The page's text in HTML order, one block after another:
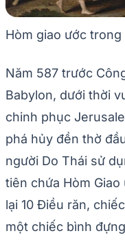
Hòm giao ước
Năm 587 trước
Babylon, dưới thời
chinh phục
phá hủy đền thờ
người Do Thái sử
tiên chứa Hòm
lại 10 Điều răn,
một chiếc bình